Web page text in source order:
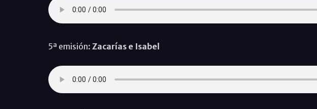
5ª emisión: Zacarías e Isabel